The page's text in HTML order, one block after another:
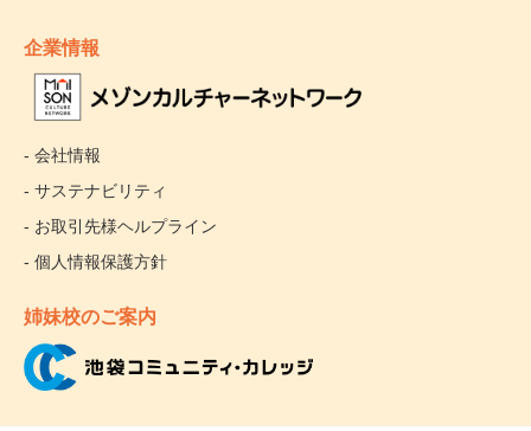
企業情報
- 会社情報
- サステナビリティ
- お取引先様ヘルプライン
- 個人情報保護方針
姉妹校のご案内